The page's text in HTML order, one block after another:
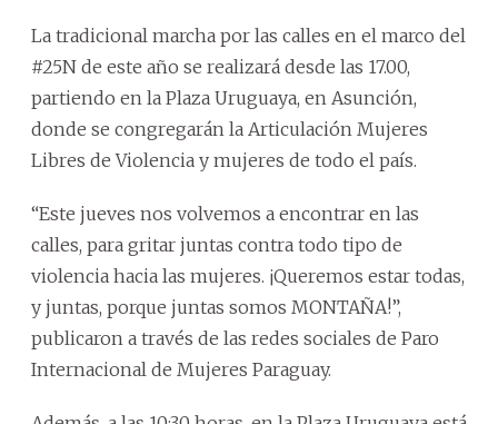
La tradicional marcha por las calles en el marco del
#25N de este año se realizará desde las 17.00,
partiendo en la Plaza Uruguaya, en Asunción,
donde se congregarán la Articulación Mujeres
Libres de Violencia y mujeres de todo el país.
“Este jueves nos volvemos a encontrar en las
calles, para gritar juntas contra todo tipo de
violencia hacia las mujeres. ¡Queremos estar todas,
y juntas, porque juntas somos MONTAÑA!”,
publicaron a través de las redes sociales de Paro
Internacional de Mujeres Paraguay.